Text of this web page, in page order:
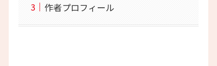
作者プロフィール